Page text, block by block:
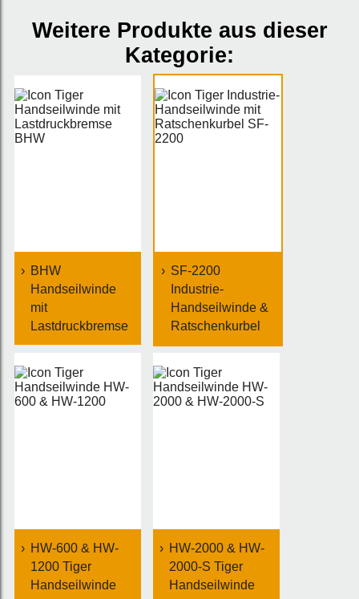
Weitere Produkte aus dieser
Kategorie:
BHW
Handseilwinde
mit
Lastdruckbremse
SF-2200
Industrie-
Handseilwinde &
Ratschenkurbel
HW-600 & HW-
1200 Tiger
Handseilwinde
HW-2000 & HW-
2000-S Tiger
Handseilwinde